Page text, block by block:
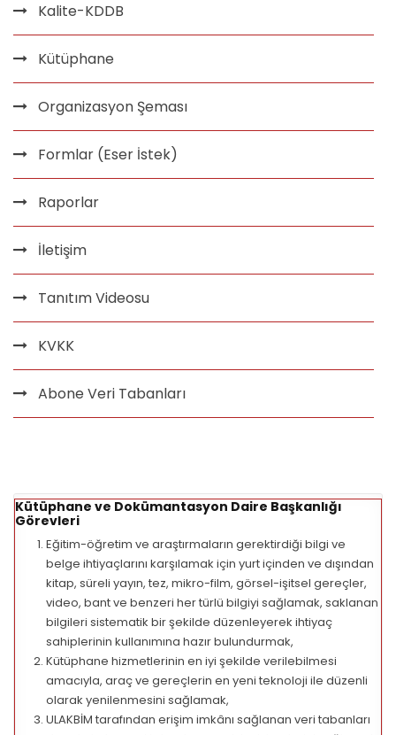
Kalite-KDDB
Kütüphane
Organizasyon Şeması
Formlar (Eser İstek)
Raporlar
İletişim
Tanıtım Videosu
KVKK
Abone Veri Tabanları
Kütüphane ve Dokümantasyon Daire Başkanlığı
Görevleri
Eğitim-öğretim ve araştırmaların gerektirdiği bilgi ve
belge ihtiyaçlarını karşılamak için yurt içinden ve dışından
kitap, süreli yayın, tez, mikro-film, görsel-işitsel gereçler,
video, bant ve benzeri her türlü bilgiyi sağlamak, saklanan
bilgileri sistematik bir şekilde düzenleyerek ihtiyaç
sahiplerinin kullanımına hazır bulundurmak,
Kütüphane hizmetlerinin en iyi şekilde verilebilmesi
amacıyla, araç ve gereçlerin en yeni teknoloji ile düzenli
olarak yenilenmesini sağlamak,
ULAKBİM tarafından erişim imkânı sağlanan veri tabanları